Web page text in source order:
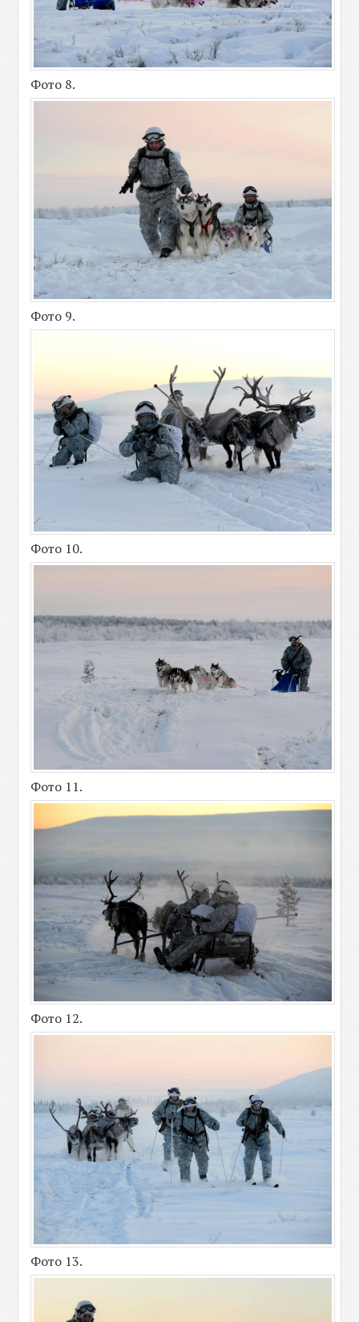
Фото 8.
Фото 9.
Фото 10.
Фото 11.
Фото 12.
Фото 13.